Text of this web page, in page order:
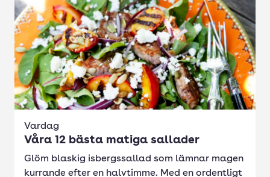
Vardag
Våra 12 bästa matiga sallader
Glöm blaskig isbergssallad som lämnar magen
kurrande efter en halvtimme. Med en ordentligt